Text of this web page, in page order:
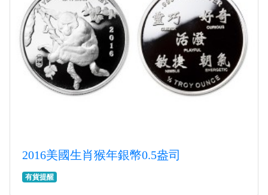
2016美國生肖猴年銀幣0.5盎司
有貨提醒